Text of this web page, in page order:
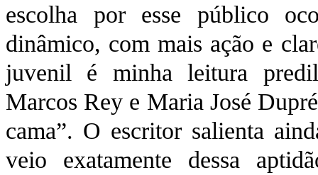
escolha por esse público
dinâmico, com mais ação e
juvenil é minha leitura
Marcos Rey e Maria José
cama”. O escritor salienta
veio exatamente dessa